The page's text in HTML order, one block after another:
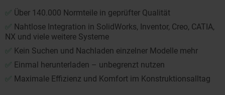
✅ Über 140.000 Normteile in geprüfter Qualität
✅ Nahtlose Integration in SolidWorks, Inventor, Creo, CATIA,
NX und viele weitere Systeme
✅ Kein Suchen und Nachladen einzelner Modelle mehr
✅ Einmal herunterladen – unbegrenzt nutzen
✅ Maximale Effizienz und Komfort im Konstruktionsalltag